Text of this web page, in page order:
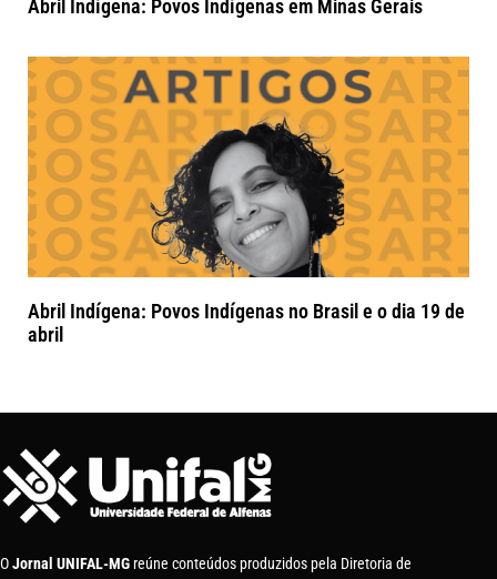
Abril Indígena: Povos Indígenas em Minas Gerais
Abril Indígena: Povos Indígenas no Brasil e o dia 19 de
abril
OJornal UNIFAL-MG reúne conteúdos produzidos pela Diretoria de